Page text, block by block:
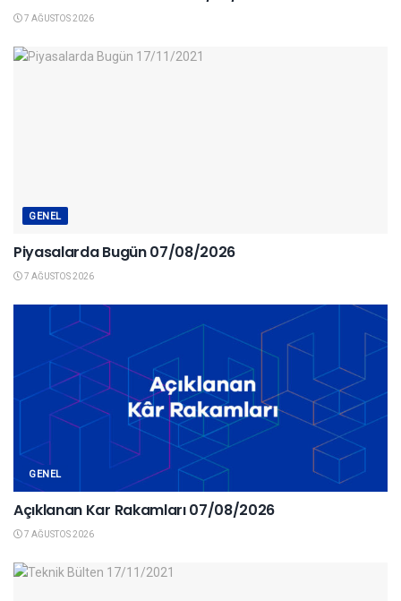
7 AĞUSTOS 2026
GENEL
Piyasalarda Bugün 07/08/2026
7 AĞUSTOS 2026
GENEL
Açıklanan Kar Rakamları 07/08/2026
7 AĞUSTOS 2026